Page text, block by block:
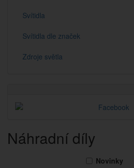
Svítidla
Svítidla dle značek
Zdroje světla
Náhradní díly
Novinky